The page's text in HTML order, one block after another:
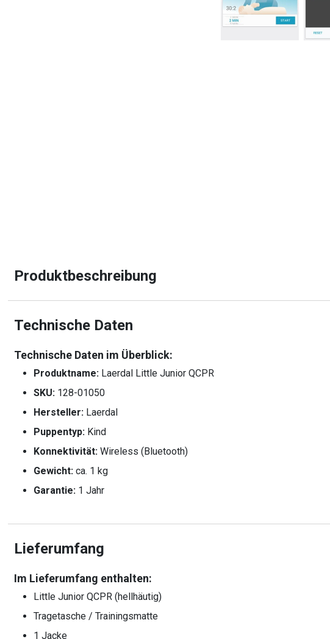
Produktbeschreibung
Technische Daten
Technische Daten im Überblick:
Produktname: Laerdal Little Junior QCPR
SKU: 128-01050
Hersteller: Laerdal
Puppentyp: Kind
Konnektivität: Wireless (Bluetooth)
Gewicht: ca. 1 kg
Garantie: 1 Jahr
Lieferumfang
Im Lieferumfang enthalten:
Little Junior QCPR (hellhäutig)
Tragetasche / Trainingsmatte
1 Jacke